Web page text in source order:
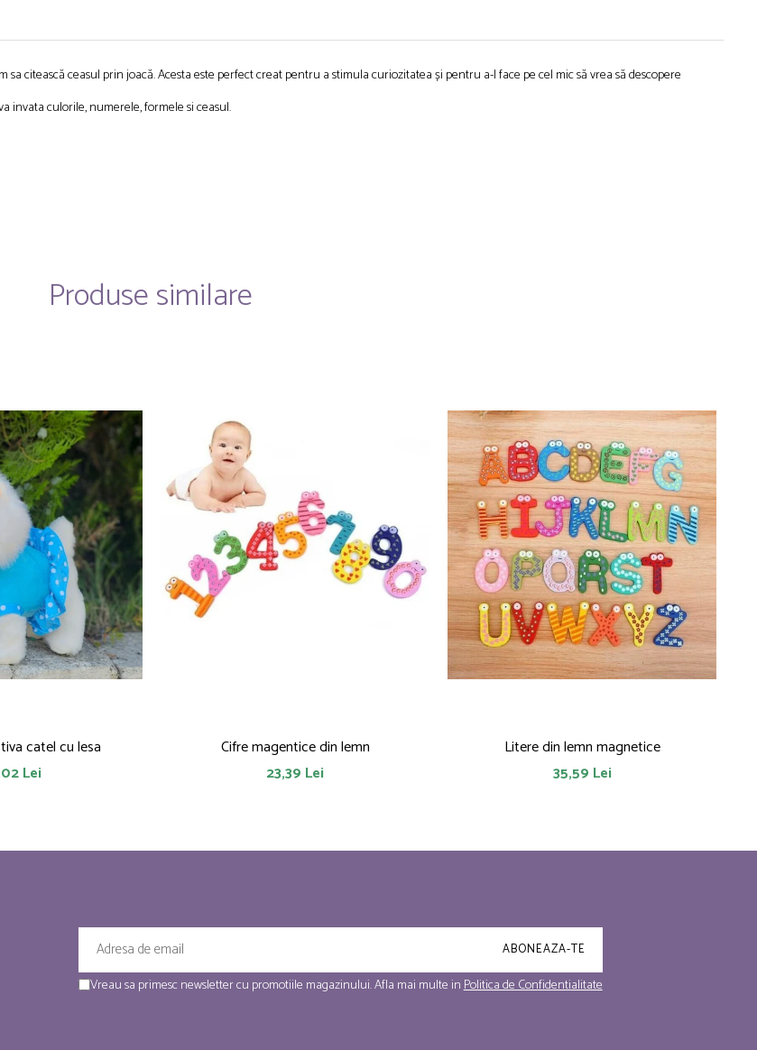
citească ceasul prin joacă. Acesta este perfect creat pentru a stimula curiozitatea și pentru a-l face pe cel mic să vrea să descopere
invata culorile, numerele, formelesi ceasul.
Produse similare
catel cu lesa
Lei
Cifre magentice din lemn
23,39 Lei
Litere din lemn magnetice
35,59 Lei
Vreau sa primesc newsletter cu promotiile magazinului. Afla mai multe inPolitica de Confidentialitate